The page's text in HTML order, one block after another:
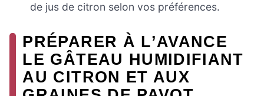
de jus de citron selon vos préférences.
PRÉPARER À L’AVANCE
LE GÂTEAU HUMIDIFIANT
AU CITRON ET AUX